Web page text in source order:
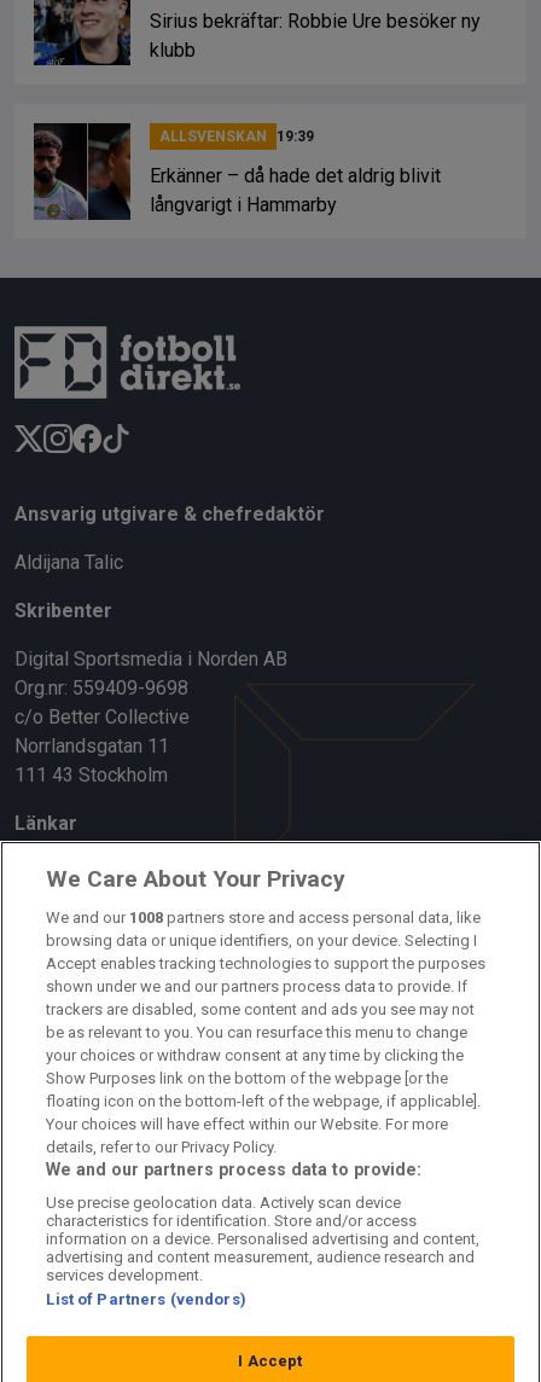
Sirius bekräftar: Robbie Ure besöker ny
klubb
ALLSVENSKAN 19:39
Erkänner – då hade det aldrig blivit
långvarigt i Hammarby
Ansvarig utgivare & chefredaktör
Aldijana Talic
Skribenter
Digital Sportsmedia i Norden AB
Org.nr: 559409-9698
c/o Better Collective
Norrlandsgatan 11
111 43 Stockholm
Länkar
Om oss
Kontakta oss
Kundtjänst
Sponsor: Rekatochklart
Annonsera på Fotbolldirekt
Redaktionell policy
Personuppgiftspolicy
Cookiepolicy
Arkiv
We Care About Your Privacy
We and our 1008 partners store and access personal data, like
browsing data or unique identifiers, on your device. Selecting I
Accept enables tracking technologies to support the purposes
shown under we and our partners process data to provide. If
trackers are disabled, some content and ads you see may not
be as relevant to you. You can resurface this menu to change
your choices or withdraw consent at any time by clicking the
Show Purposes link on the bottom of the webpage [or the
floating icon on the bottom-left of the webpage, if applicable].
Your choices will have effect within our Website. For more
details, refer to our Privacy Policy.
We and our partners process data to provide:
Use precise geolocation data. Actively scan device
characteristics for identification. Store and/or access
information on a device. Personalised advertising and content,
advertising and content measurement, audience research and
services development.
List of Partners (vendors)
I Accept